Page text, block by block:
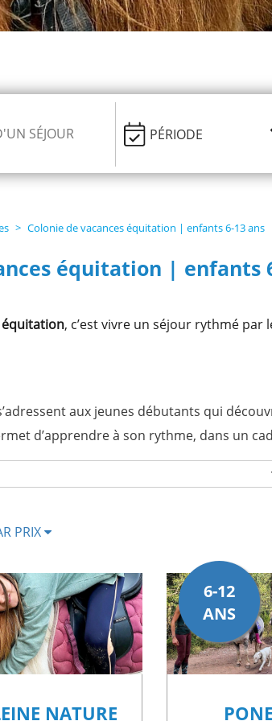
Colonie de vacances équitation | enfants 6-13 ans
équitation | enfants
équitation, c’est vivre un séjour rythmé par
aux jeunes débutants qui
d’apprendre à son rythme, dans un
découvrir, apprendre et
de Moulès
l’animal. Cette immersion rend
pour accueillir aussi bien les débutants
les soins aux animaux. Les cavaliers
ou à poney. Pour certains stages à
noscolos d’équitationproposent un
PRIX
NATURE
6-12
ANS